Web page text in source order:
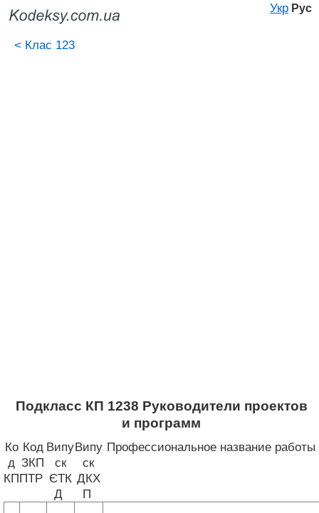
Укр Рус
< Клас 123
Подкласс КП 1238 Руководители проектов
и программ
Ко
д
КП
Код
ЗКП
ПТР
Випу
ск
ЄТК
Д
Випу
ск
ДКХ
П
Профессиональное название работы